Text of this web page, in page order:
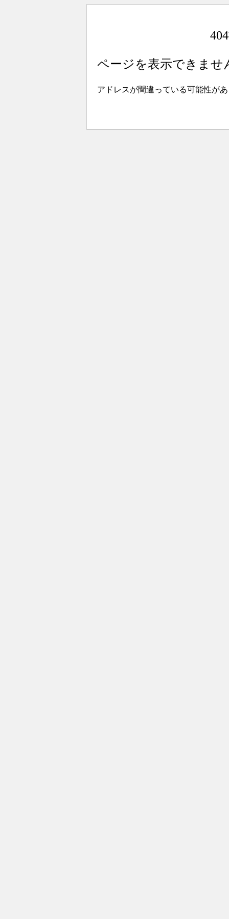
ページを表示できませ
アドレスが間違っている可能性が